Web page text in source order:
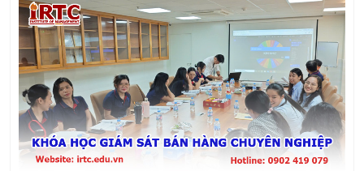
Khóa học Giám Sát Bán Hàng Chuyên Nghiệp